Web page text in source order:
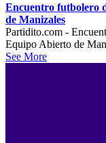
Encuentro futbolero
de Manizales
Partidito.com -
Equipo Abierto de
See More